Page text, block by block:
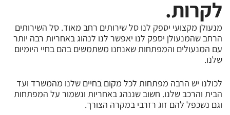
לקרות.
מנעולן מקצועי יספק לנו סל שירותים רחב מאוד. סל השירותים
הרחב שהמנעולן יספק לנו יאפשר לנו לנהוג באחריות רבה יותר
עם המנעולים והמפתחות שאנחנו משתמשים בהם בחיי היומיום
שלנו.
לכולנו יש הרבה מפתחות לכל מקום בחיים שלנו מהמשרד ועד
הבית והרכב שלנו. חשוב שננהג באחריות ונשמור על המפתחות
וגם נשכפל להם זוג רזרבי במקרה הצורך.